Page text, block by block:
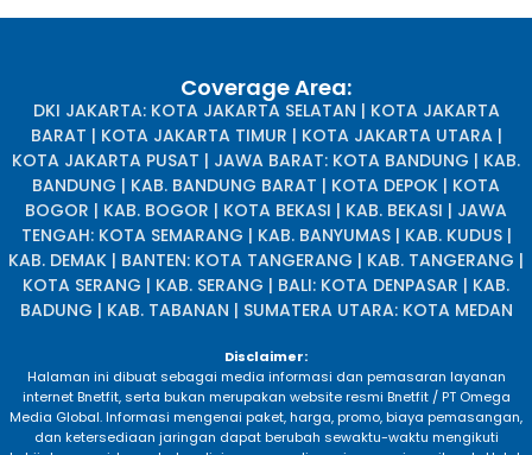
Coverage Area:
DKI JAKARTA: KOTA JAKARTA SELATAN | KOTA JAKARTA
BARAT | KOTA JAKARTA TIMUR | KOTA JAKARTA UTARA |
KOTA JAKARTA PUSAT | JAWA BARAT: KOTA BANDUNG | KAB.
BANDUNG | KAB. BANDUNG BARAT | KOTA DEPOK | KOTA
BOGOR | KAB. BOGOR | KOTA BEKASI | KAB. BEKASI | JAWA
TENGAH: KOTA SEMARANG | KAB. BANYUMAS | KAB. KUDUS |
KAB. DEMAK | BANTEN: KOTA TANGERANG | KAB. TANGERANG |
KOTA SERANG | KAB. SERANG | BALI: KOTA DENPASAR | KAB.
BADUNG | KAB. TABANAN | SUMATERA UTARA: KOTA MEDAN
Disclaimer:
Halaman ini dibuat sebagai media informasi dan pemasaran layanan
internet Bnetfit, serta bukan merupakan website resmi Bnetfit / PT Omega
Media Global. Informasi mengenai paket, harga, promo, biaya pemasangan,
dan ketersediaan jaringan dapat berubah sewaktu-waktu mengikuti